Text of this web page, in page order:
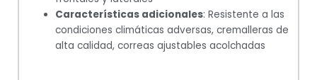
Características adicionales: Resistente a las
condiciones climáticas adversas, cremalleras de
alta calidad, correas ajustables acolchadas